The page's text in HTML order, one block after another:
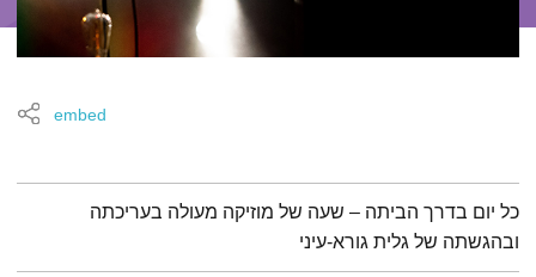
embed
תמצית הפודקאסט
כל יום בדרך הביתה – שעה של מוזיקה מעולה בעריכתה
ובהגשתה של גלית גורא-עיני